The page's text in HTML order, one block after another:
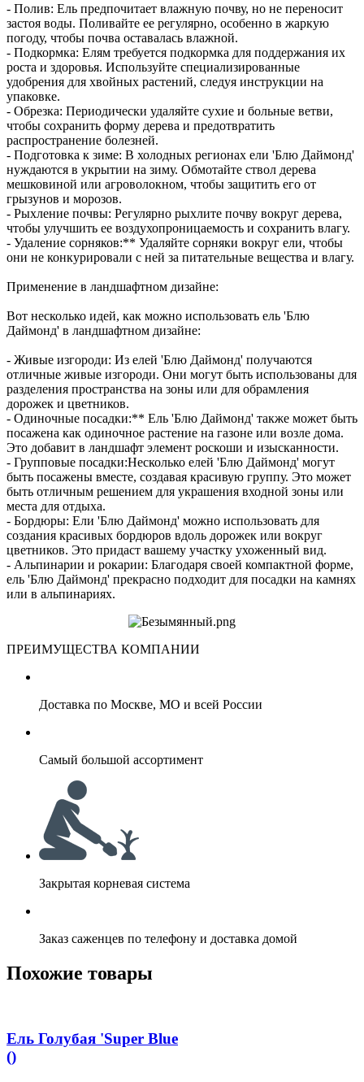
- Полив: Ель предпочитает влажную почву, но не переносит
застоя воды. Поливайте ее регулярно, особенно в жаркую
погоду, чтобы почва оставалась влажной.
- Подкормка: Елям требуется подкормка для поддержания их
роста и здоровья. Используйте специализированные
удобрения для хвойных растений, следуя инструкции на
упаковке.
- Обрезка: Периодически удаляйте сухие и больные ветви,
чтобы сохранить форму дерева и предотвратить
распространение болезней.
- Подготовка к зиме: В холодных регионах ели 'Блю Даймонд'
нуждаются в укрытии на зиму. Обмотайте ствол дерева
мешковиной или агроволокном, чтобы защитить его от
грызунов и морозов.
- Рыхление почвы: Регулярно рыхлите почву вокруг дерева,
чтобы улучшить ее воздухопроницаемость и сохранить влагу.
- Удаление сорняков:** Удаляйте сорняки вокруг ели, чтобы
они не конкурировали с ней за питательные вещества и влагу.
Применение в ландшафтном дизайне:
Вот несколько идей, как можно использовать ель 'Блю
Даймонд' в ландшафтном дизайне:
- Живые изгороди: Из елей 'Блю Даймонд' получаются
отличные живые изгороди. Они могут быть использованы для
разделения пространства на зоны или для обрамления
дорожек и цветников.
- Одиночные посадки:** Ель 'Блю Даймонд' также может быть
посажена как одиночное растение на газоне или возле дома.
Это добавит в ландшафт элемент роскоши и изысканности.
- Групповые посадки:Несколько елей 'Блю Даймонд' могут
быть посажены вместе, создавая красивую группу. Это может
быть отличным решением для украшения входной зоны или
места для отдыха.
- Бордюры: Ели 'Блю Даймонд' можно использовать для
создания красивых бордюров вдоль дорожек или вокруг
цветников. Это придаст вашему участку ухоженный вид.
- Альпинарии и рокарии: Благодаря своей компактной форме,
ель 'Блю Даймонд' прекрасно подходит для посадки на камнях
или в альпинариях.
ПРЕИМУЩЕСТВА КОМПАНИИ
Доставка по Москве, МО и всей России
Самый большой ассортимент
Закрытая корневая система
Заказ саженцев по телефону и доставка домой
Похожие товары
Ель Голубая 'Super Blue
()